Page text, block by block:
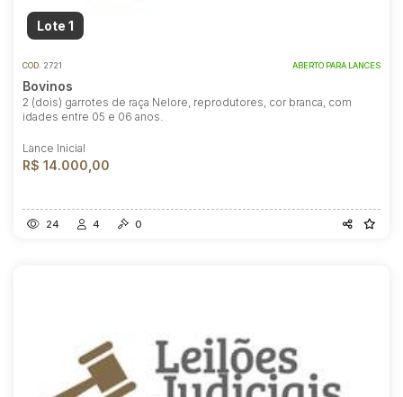
Lote 1
COD. 2721 ABERTO PARA LANCES
Bovinos
2 (dois) garrotes de raça Nelore, reprodutores, cor branca, com
idades entre 05 e 06 anos.
Lance Inicial
R$ 14.000,00
24 4 0